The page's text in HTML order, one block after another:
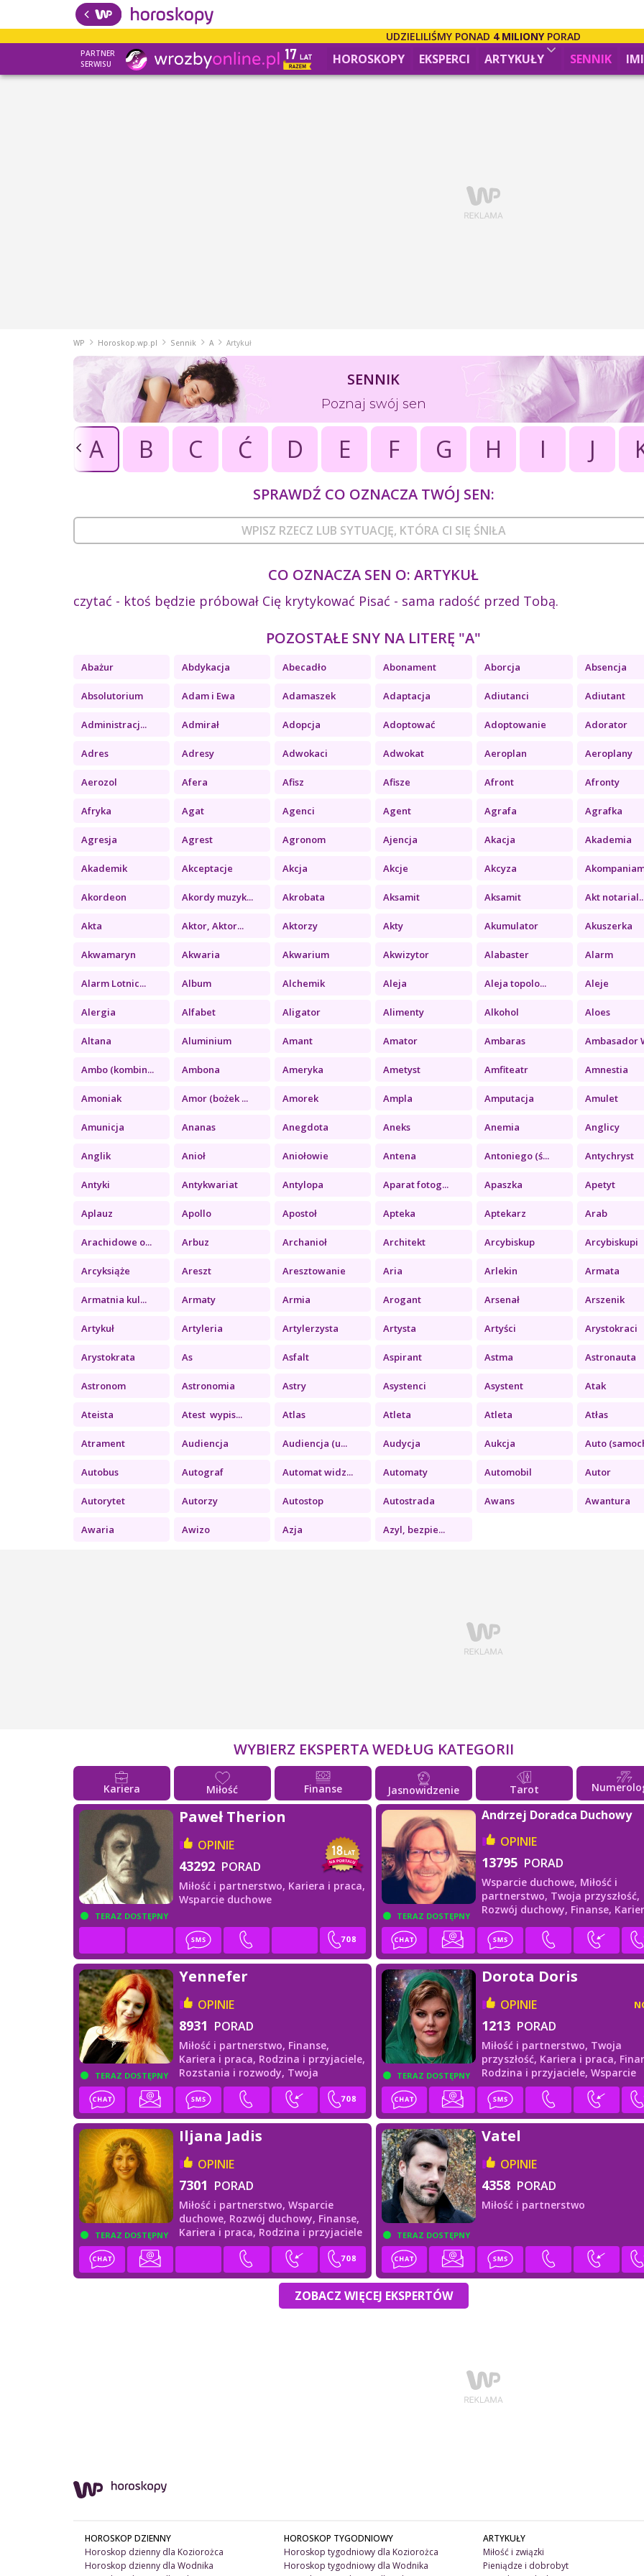
UDZIELILIŚMY PONAD 4 MILIONYPORAD
PARTNER
SERWISU
HOROSKOPY EKSPERCI ARTYKUŁY SENNIK
WP Horoskop.wp.pl Sennik A Artykuł
SENNIK
Poznaj swój sen
A B C Ć D E F G H I J
SPRAWDŹ CO OZNACZA TWÓJ SEN:
CO OZNACZA SEN O: ARTYKUŁ
czytać - ktoś będzie próbował Cię krytykować Pisać - sama radość przed Tobą.
POZOSTAŁE SNY NA LITERĘ "A"
Abażur Abdykacja Abecadło Abonament Aborcja Absencja
Absolutorium Adam i Ewa Adamaszek Adaptacja Adiutanci Adiutant
Administracj... Admirał Adopcja Adoptować Adoptowanie Adorator
Adres Adresy Adwokaci Adwokat Aeroplan Aeroplany
Aerozol Afera Afisz Afisze Afront Afronty
Afryka Agat Agenci Agent Agrafa Agrafka
Agresja Agrest Agronom Ajencja Akacja Akademia
Akademik Akceptacje Akcja Akcje Akcyza
Akordeon Akordy muzyk... Akrobata Aksamit Aksamit Akt
Akta Aktor, Aktor... Aktorzy Akty Akumulator Akuszerka
Akwamaryn Akwaria Akwarium Akwizytor Alabaster Alarm
Alarm Lotnic... Album Alchemik Aleja Aleja topolo... Aleje
Alergia Alfabet Aligator Alimenty Alkohol Aloes
Altana Aluminium Amant Amator Ambaras Ambasador
Ambo (kombin... Ambona Ameryka Ametyst Amfiteatr Amnestia
Amoniak Amor (bożek ... Amorek Ampla Amputacja Amulet
Amunicja Ananas Anegdota Aneks Anemia Anglicy
Anglik Anioł Aniołowie Antena Antoniego (ś... Antychryst
Antyki Antykwariat Antylopa Aparat fotog... Apaszka Apetyt
Aplauz Apollo Apostoł Apteka Aptekarz Arab
Arachidowe o... Arbuz Archanioł Architekt Arcybiskup Arcybiskupi
Arcyksiąże Areszt Aresztowanie Aria Arlekin Armata
Armatnia kul... Armaty Armia Arogant Arsenał Arszenik
Artykuł Artyleria Artylerzysta Artysta Artyści Arystokraci
Arystokrata As Asfalt Aspirant Astma Astronauta
Astronom Astronomia Astry Asystenci Asystent Atak
Ateista Atest wypis... Atlas Atleta Atleta Atłas
Atrament Audiencja Audiencja (u... Audycja Aukcja Auto
Autobus Autograf Automat widz... Automaty Automobil Autor
Autorytet Autorzy Autostop Autostrada Awans Awantura
Awaria Awizo Azja Azyl, bezpie...
WYBIERZ EKSPERTA WEDŁUG KATEGORII
Kariera Miłość Finanse Jasnowidzenie Tarot
TERAZ DOSTĘPNY
Paweł Therion
OPINIE
43292 PORAD
Miłość i partnerstwo, Kariera i praca,
Wsparcie duchowe
TERAZ DOSTĘPNY
Andrzej Doradca Duchowy
OPINIE
13795 PORAD
Wsparcie duchowe, Miłość i
partnerstwo, Twoja przyszłość,
Rozwój duchowy, Finanse,
TERAZ DOSTĘPNY
Yennefer
OPINIE
8931 PORAD
Miłość i partnerstwo, Finanse,
Kariera i praca, Rodzina i przyjaciele,
Rozstania i rozwody, Twoja
przyszłość
TERAZ DOSTĘPNY
Dorota Doris
OPINIE
1213 PORAD
Miłość i partnerstwo, Twoja
przyszłość, Kariera i praca,
Rodzina i przyjaciele, Wsparcie
duchowe
TERAZ DOSTĘPNY
Iljana Jadis
OPINIE
7301 PORAD
Miłość i partnerstwo,Wsparcie
duchowe, Rozwój duchowy, Finanse,
Kariera i praca, Rodzina i przyjaciele TERAZ DOSTĘPNY
Vatel
OPINIE
4358 PORAD
Miłość i partnerstwo
ZOBACZ WIĘCEJ EKSPERTÓW
HOROSKOP DZIENNY
Horoskop dzienny dla Koziorożca
Horoskop dzienny dla Wodnika
HOROSKOP TYGODNIOWY
Horoskop tygodniowy dla Koziorożca
Horoskop tygodniowy dla Wodnika
ARTYKUŁY
Miłość i związki
Pieniądze i dobrobyt